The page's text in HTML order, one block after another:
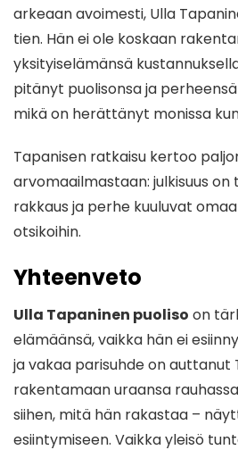
arkeaan avoimesti, Ulla
tien. Hän ei ole koskaan
yksityiselämänsä
pitänyt puolisonsa ja
mikä on herättänyt monissa
Tapanisen ratkaisu kertoo
arvomaailmastaan: julkisuus
rakkaus ja perhe kuuluvat
otsikoihin.
Yhteenveto
Ulla Tapaninen puoliso on
elämäänsä, vaikka hän ei
ja vakaa parisuhde on auttanut
rakentamaan uraansa
siihen, mitä hän rakastaa –
esiintymiseen. Vaikka yleisö